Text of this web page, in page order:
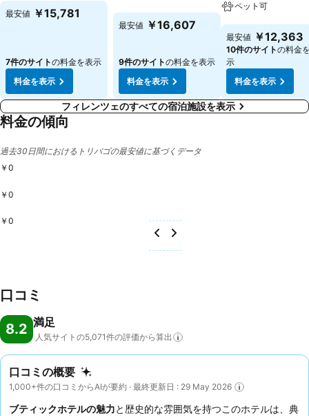
料金を表示
最安値 ￥15,781
7件のサイトの料金を表示
料金を表示
料金を表示
最安値 ￥16,607
9件のサイトの料金を表示
料金を表示
ペット可
料金を表示
最安値 ￥12,363
10件のサイトの料金
示
料金を表示
フィレンツェのすべての宿泊施設を表示
料金の傾向
過去30日間におけるトリバゴの最安値に基づくデータ
￥0
￥0
￥0
口コミ
8.2 満足
人気サイトの5,071件の評価から算出
口コミの概要
1,000+件の口コミからAIが要約 · 最終更新日 : 29 May 2026
ブティックホテルの魅力と歴史的な雰囲気を持つこのホテルは、典